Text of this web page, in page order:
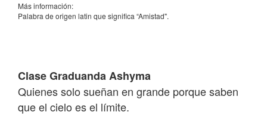
Más información:
Palabra de origen latin que significa “Amistad".
Clase Graduanda Ashyma
Quienes solo sueñan en grande porque saben
que el cielo es el límite.